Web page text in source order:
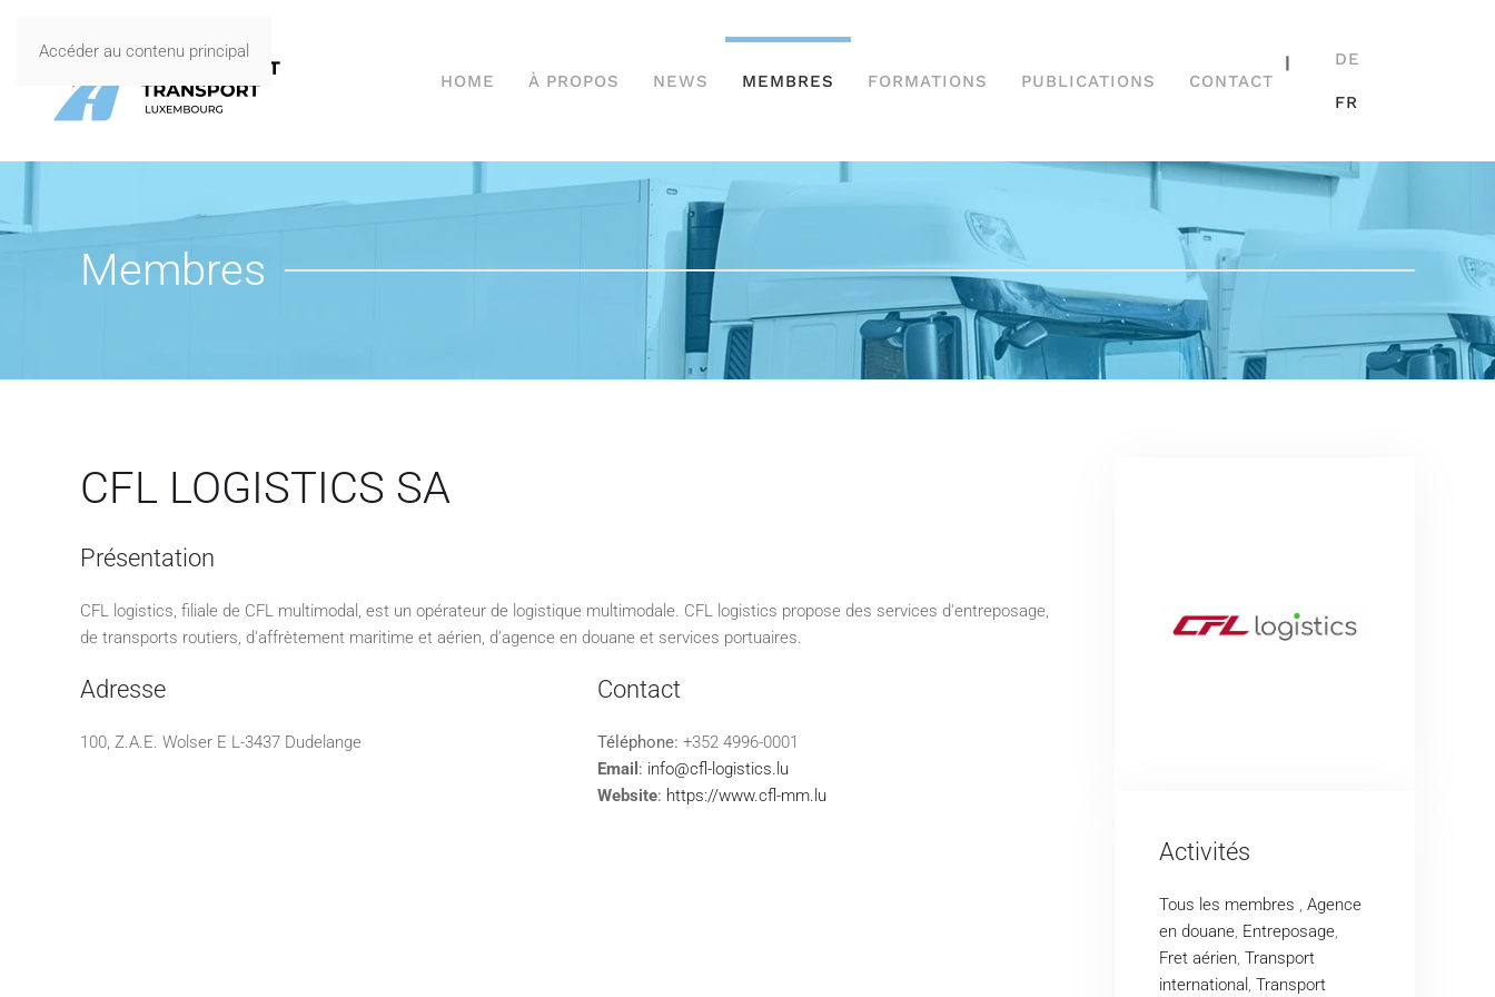
Accéder au contenu principal
HOME
À PROPOS NEWS MEMBRES FORMATIONS PUBLICATIONS CONTACT
| DE
FR
Membres
CFL LOGISTICS SA
Présentation
CFL logistics, filiale de CFL multimodal, est un opérateur de logistique multimodale. CFL logistics propose des services d'entreposage,
de transports routiers, d'affrètement maritime et aérien, d’agence en douane et services portuaires.
Adresse
100, Z.A.E. Wolser E L-3437 Dudelange
Contact
Téléphone: +352 4996-0001
Email : info@cfl-logistics.lu
Website: https://www.cfl-mm.lu
Activités
Tous les membres , Agence
en douane, Entreposage,
Fret aérien, Transport
international , Transport